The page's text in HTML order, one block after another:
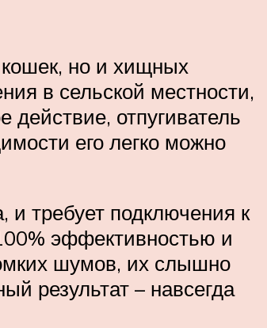
кошек, но и хищных
в сельской местности,
отпугиватель
его легко можно
и требует подключения к
эффективностью и
шумов, их слышно
результат – навсегда